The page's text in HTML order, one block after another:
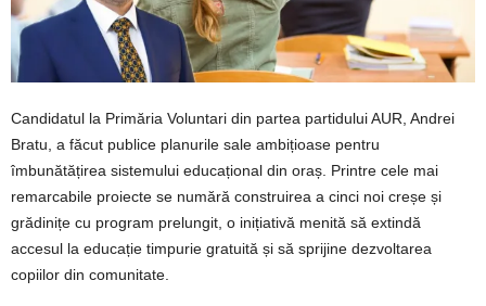
Candidatul la Primăria Voluntari din partea partidului AUR, Andrei
Bratu, a făcut publice planurile sale ambițioase pentru
îmbunătățirea sistemului educațional din oraș. Printre cele mai
remarcabile proiecte se numără construirea a cinci noi creșe și
grădinițe cu program prelungit, o inițiativă menită să extindă
accesul la educație timpurie gratuită și să sprijine dezvoltarea
copiilor din comunitate.